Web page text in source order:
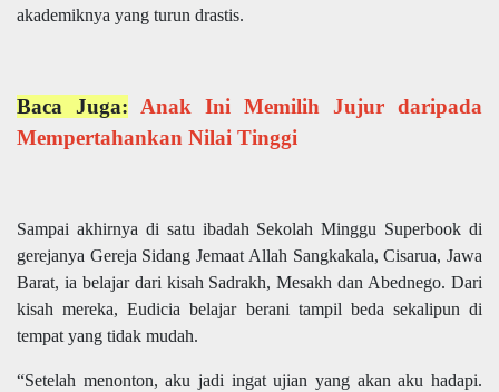
akademiknya yang turun drastis.
Baca Juga: Anak Ini Memilih Jujur daripada
Mempertahankan Nilai Tinggi
Sampai akhirnya di satu ibadah Sekolah Minggu Superbook di
gerejanya Gereja Sidang Jemaat Allah Sangkakala, Cisarua, Jawa
Barat, ia belajar dari kisah Sadrakh, Mesakh dan Abednego. Dari
kisah mereka, Eudicia belajar berani tampil beda sekalipun di
tempat yang tidak mudah.
“Setelah menonton, aku jadi ingat ujian yang akan aku hadapi.